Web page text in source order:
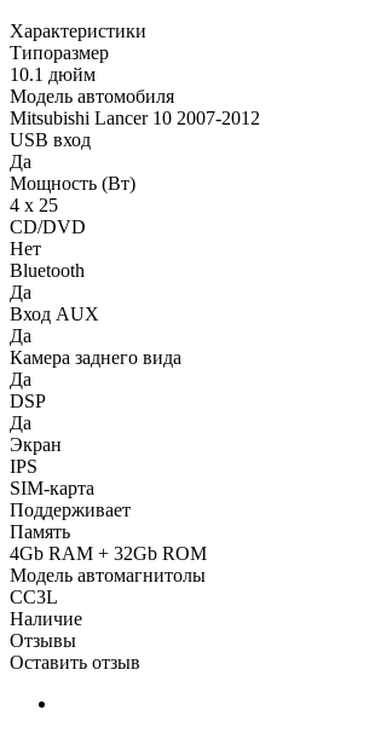
Характеристики
Типоразмер
10.1 дюйм
Модель автомобиля
Mitsubishi Lancer 10 2007-2012
USB вход
Да
Мощность (Вт)
4 х 25
CD/DVD
Нет
Bluetooth
Да
Вход AUX
Да
Камера заднего вида
Да
DSP
Да
Экран
IPS
SIM-карта
Поддерживает
Память
4Gb RAM + 32Gb ROM
Модель автомагнитолы
CC3L
Наличие
Отзывы
Оставить отзыв